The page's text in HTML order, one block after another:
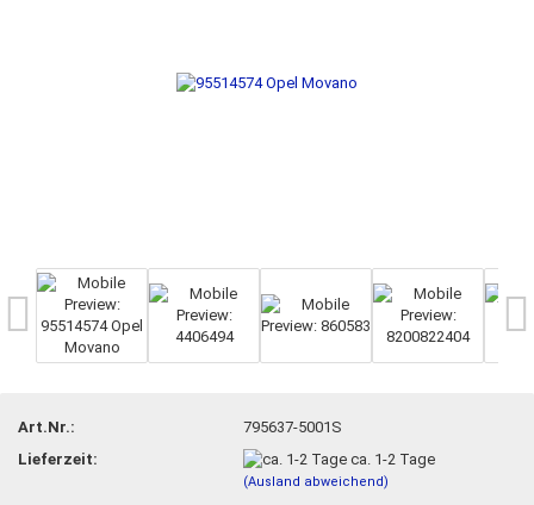
Art.Nr.:
795637-5001S
Lieferzeit:
ca. 1-2 Tage
(Ausland abweichend)